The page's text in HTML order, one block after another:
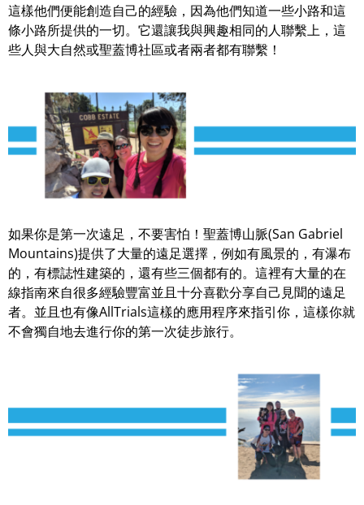
這樣他們便能創造自己的經驗，因為他們知道一些小路和這
條小路所提供的一切。它還讓我與興趣相同的人聯繫上，這
些人與大自然或聖蓋博社區或者兩者都有聯繫！
如果你是第一次遠足，不要害怕！聖蓋博山脈(San Gabriel
Mountains)提供了大量的遠足選擇，例如有風景的，有瀑布
的，有標誌性建築的，還有些三個都有的。這裡有大量的在
線指南來自很多經驗豐富並且十分喜歡分享自己見聞的遠足
者。並且也有像AllTrials這樣的應用程序來指引你，這樣你就
不會獨自地去進行你的第一次徒步旅行。